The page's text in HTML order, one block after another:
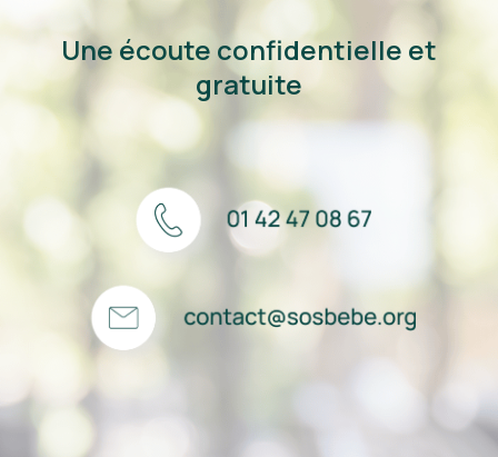
Une écoute confidentielle et
gratuite